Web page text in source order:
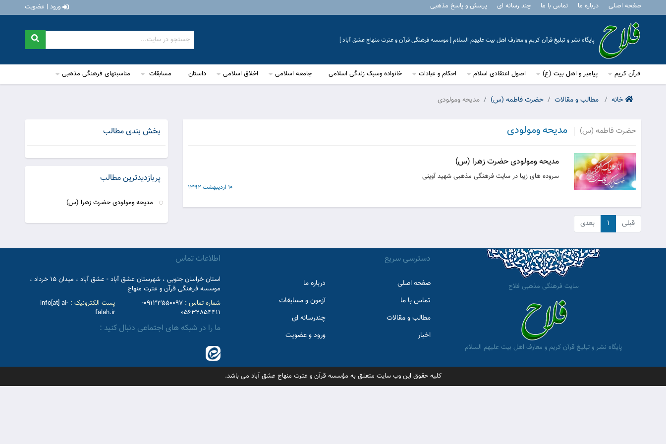
صفحه اصلی درباره ما تماس با ما چند رسانه ای پرسش و پاسخ مذهبی ورود | عضویت
پایگاه نشر و تبلیغ قرآن کریم و معارف اهل بیت علیهم السلام [ موسسه فرهنگی قرآن و عترت منهاج عشق آباد ]
قرآن کریم پیامبر و اهل بیت (ع) اصول اعتقادی اسلام احکام و عبادات خانواده وسبک زندگی اسلامی جامعه اسلامی اخلاق اسلامی داستان مسابقات مناسبتهای فرهنگی مذهبی
خانه مطالب و مقالات حضرت فاطمه (س) مدیحه ومولودی
حضرت فاطمه (س) مدیحه ومولودی
مدیحه ومولودی حضرت زهرا (س)
سروده های زیبا در سایت فرهنگی مذهبی شهید آوینی
10 اردیبهشت 1392
قبلی ۱ بعدی
بخش بندی مطالب
پربازدیدترین مطالب
مدیحه ومولودی حضرت زهرا (س)
سایت فرهنگی مذهبی فلاح
پایگاه نشر و تبلیغ قرآن کریم و معارف اهل بیت علیهم السلام
دسترسی سریع
صفحه اصلی
درباره ما
تماس با ما
آزمون و مسابقات
مطالب و مقالات
چندرسانه ای
اخبار
ورود و عضویت
اطلاعات تماس
استان خراسان جنوبی ، شهرستان عشق آباد - عشق آباد ، میدان 15 خرداد ،
موسسه فرهنگی قرآن و عترت منهاج
شماره تماس :
09133550097-
05632854411
پست الکترونیک : info[at] al-
falah.ir
ما را در شبکه های اجتماعی دنبال کنید :
کلیه حقوق این وب سایت متعلق به مؤسسه قرآن و عترت منهاج عشق آباد می باشد.